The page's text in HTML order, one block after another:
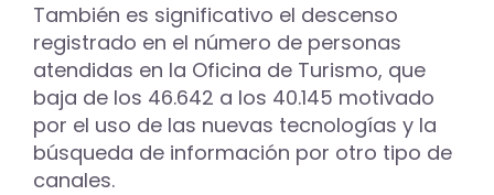
También es significativo el descenso
registrado en el número de personas
atendidas en la Oficina de Turismo, que
baja de los 46.642 a los 40.145 motivado
por el uso de las nuevas tecnologías y la
búsqueda de información por otro tipo de
canales.